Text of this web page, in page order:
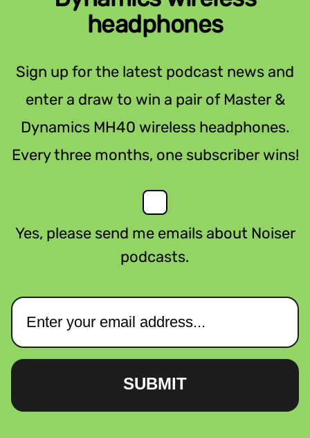
headphones
Sign up for the latest podcast news and
enter a draw to win a pair of Master &
Dynamics MH40 wireless headphones.
Every three months, one subscriber wins!
Yes, please send me emails about Noiser
podcasts.
SUBMIT